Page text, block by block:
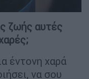
ζωής αυτές
έντονη χαρά
να σου